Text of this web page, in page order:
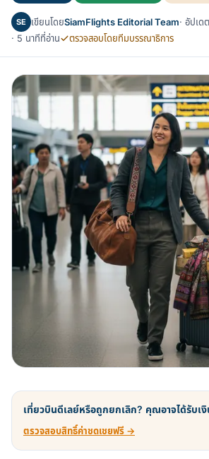
SE เขียนโดยSiamFlights Editorial Team· อัปเ
· 5 นาทีที่อ่าน
ตรวจสอบโดยทีมบรรณาธิการ
เที่ยวบินดีเลย์หรือถูกยกเลิก? คุณอาจได้รับเงิ
ตรวจสอบสิทธิ์ค่าชดเชยฟรี →